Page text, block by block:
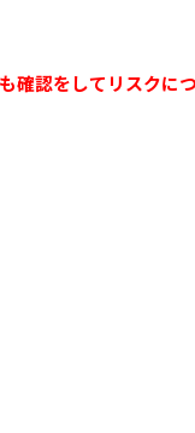
確認をしてリスクに